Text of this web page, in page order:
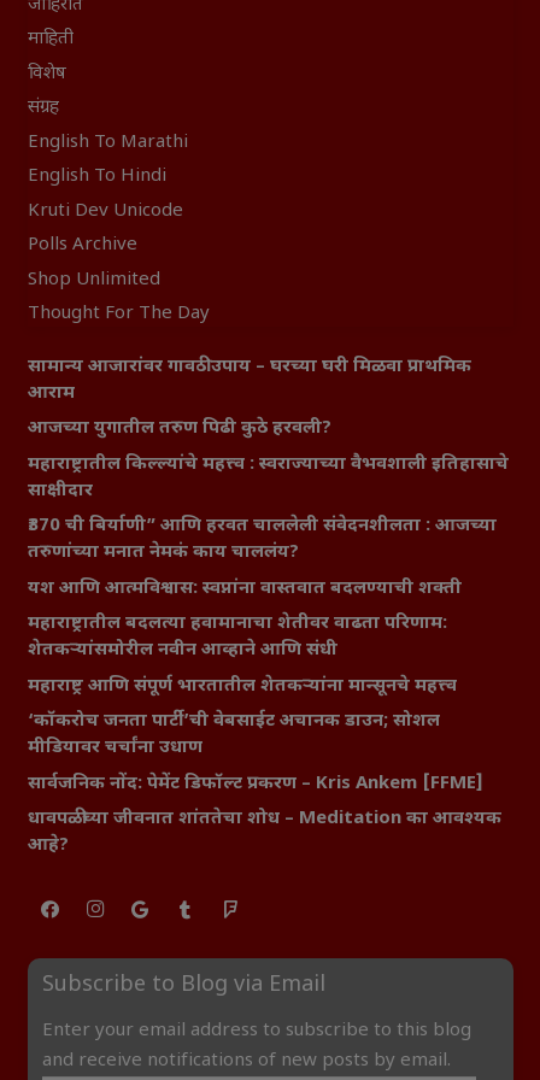
जाहिरात
माहिती
विशेष
संग्रह
English To Marathi
English To Hindi
Kruti Dev Unicode
Polls Archive
Shop Unlimited
Thought For The Day
सामान्य आजारांवर गावठी उपाय – घरच्या घरी मिळवा प्राथमिक
आराम
आजच्या युगातील तरुण पिढी कुठे हरवली?
महाराष्ट्रातील किल्ल्यांचे महत्त्व : स्वराज्याच्या वैभवशाली इतिहासाचे
साक्षीदार
₹370 ची बिर्याणी” आणि हरवत चाललेली संवेदनशीलता : आजच्या
तरुणांच्या मनात नेमकं काय चाललंय?
यश आणि आत्मविश्वास: स्वप्नांना वास्तवात बदलण्याची शक्ती
महाराष्ट्रातील बदलत्या हवामानाचा शेतीवर वाढता परिणाम:
शेतकऱ्यांसमोरील नवीन आव्हाने आणि संधी
महाराष्ट्र आणि संपूर्ण भारतातील शेतकऱ्यांना मान्सूनचे महत्त्व
‘कॉकरोच जनता पार्टी’ची वेबसाईट अचानक डाउन; सोशल
मीडियावर चर्चांना उधाण
सार्वजनिक नोंद: पेमेंट डिफॉल्ट प्रकरण – Kris Ankem [FFME]
धावपळीच्या जीवनात शांततेचा शोध – Meditation का आवश्यक
आहे?
Subscribe to Blog via Email
Enter your email address to subscribe to this blog
and receive notifications of new posts by email.